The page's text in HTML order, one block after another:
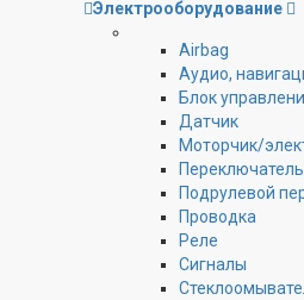
Электрооборудование
Airbag
Аудио,
Блок
Датчик
Моторчик/
Подрулевой
Проводка
Реле
Сигналы